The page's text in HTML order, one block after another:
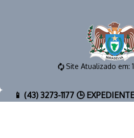
Site Atualizado em:
📱 (43) 3273-1177 🕒
horas 📧 E-MAIL: